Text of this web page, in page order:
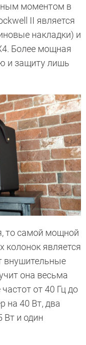
моментом в
II является
накладки) и
Более мощная
и защиту лишь
то самой мощной
колонок является
внушительные
она весьма
от 40 Гц до
на 40 Вт, два
Вт и один